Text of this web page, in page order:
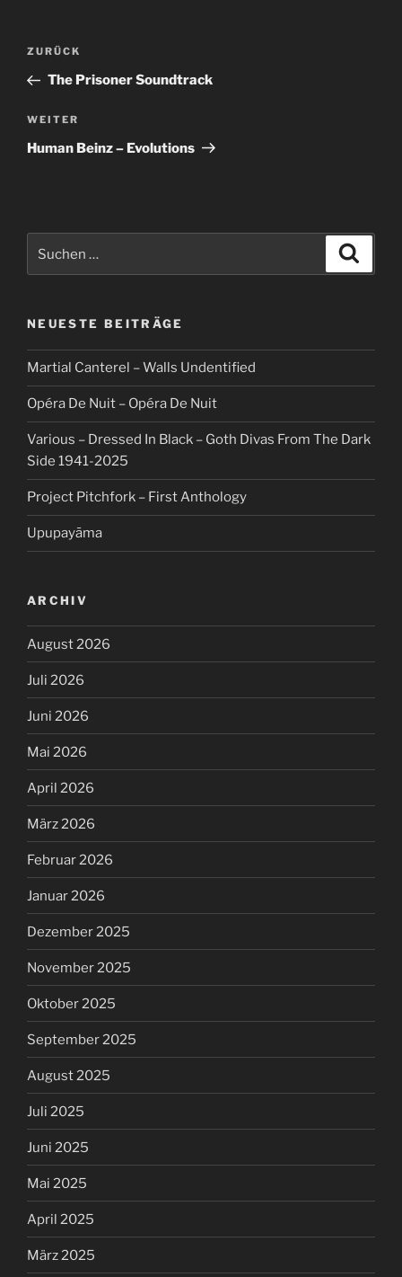
Beitragsnavigation
Vorheriger
Beitrag
ZURÜCK
The Prisoner Soundtrack
Nächster
Beitrag
WEITER
Human Beinz – Evolutions
nach:
NEUESTE BEITRÄGE
Martial Canterel – Walls Undentified
Opéra De Nuit – Opéra De Nuit
Various – Dressed In Black – Goth Divas From The Dark
Side 1941-2025
Project Pitchfork – First Anthology
Upupayāma
ARCHIV
August 2026
Juli 2026
Juni 2026
Mai 2026
April 2026
März 2026
Februar 2026
Januar 2026
Dezember 2025
November 2025
Oktober 2025
September 2025
August 2025
Juli 2025
Juni 2025
Mai 2025
April 2025
März 2025